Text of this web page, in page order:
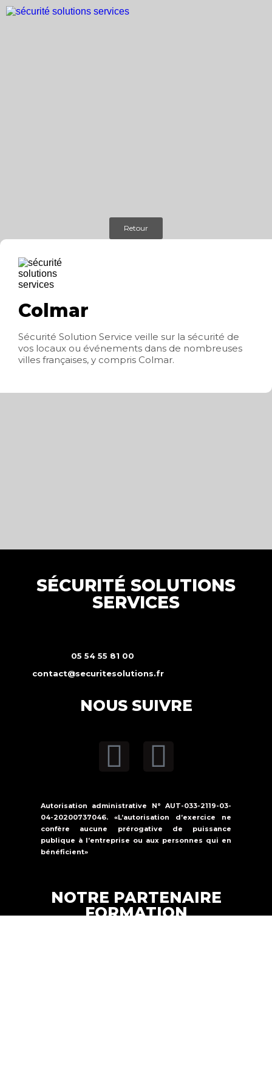
Retour
Colmar
Sécurité Solution Service veille sur la sécurité de
vos locaux ou événements dans de nombreuses
villes françaises, y compris Colmar.
SÉCURITÉ SOLUTIONS
SERVICES
05 54 55 81 00
contact@securitesolutions.fr
NOUS SUIVRE
Autorisation administrative N° AUT-033-2119-03-
04-20200737046. «L’autorisation d’exercice ne
confère aucune prérogative de puissance
publique à l’entreprise ou aux personnes qui en
bénéficient»
NOTRE PARTENAIRE
FORMATION